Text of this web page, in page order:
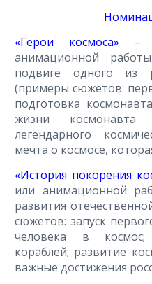
«Герои космоса» –
анимационной
подвиге одного из
(примеры сюжетов:
подготовка
жизни
легендарного
мечта о космосе,
«История покорения
или анимационной
развития
сюжетов: запуск
человека в космос;
кораблей; развитие
важные достижения